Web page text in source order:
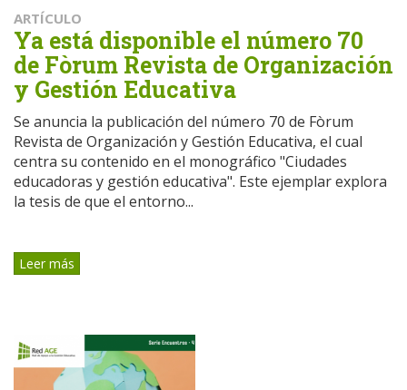
ARTÍCULO
Ya está disponible el número 70
de Fòrum Revista de Organización
y Gestión Educativa
Se anuncia la publicación del número 70 de Fòrum
Revista de Organización y Gestión Educativa, el cual
centra su contenido en el monográfico "Ciudades
educadoras y gestión educativa". Este ejemplar explora
la tesis de que el entorno...
Leer más